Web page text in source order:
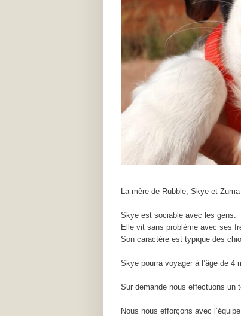
La mère de Rubble, Skye et
Skye est sociable avec les gens.
Elle vit sans problème avec ses
Son caractère est typique des
Skye pourra voyager à l’âge de 4
Sur demande nous effectuons un
Nous nous efforçons avec